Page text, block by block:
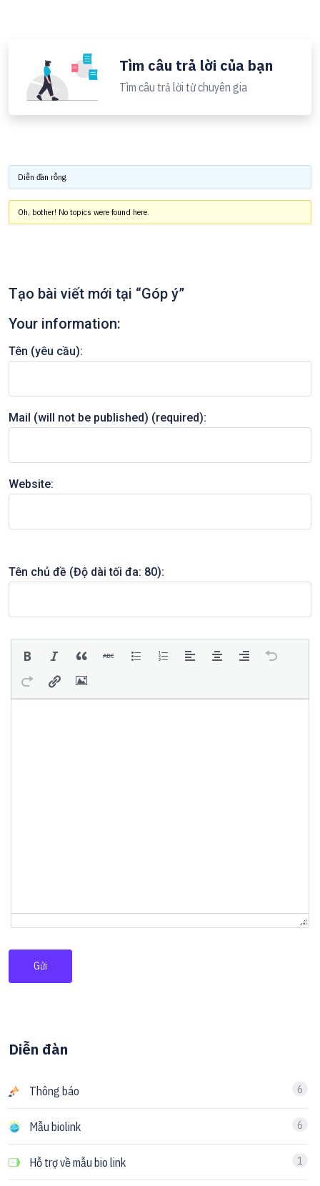
Tìm câu trả lời của bạn
Tìm câu trả lời từ chuyên gia
Diễn đàn rỗng.
Oh, bother! No topics were found here.
Tạo bài viết mới tại “Góp ý”
Your information:
Tên (yêu cầu):
Mail (will not be published) (required):
Website:
Tên chủ đề (Độ dài tối đa: 80):
Gửi
Diễn đàn
Thông báo 6
Mẫu biolink 6
Hỗ trợ về mẫu bio link 1